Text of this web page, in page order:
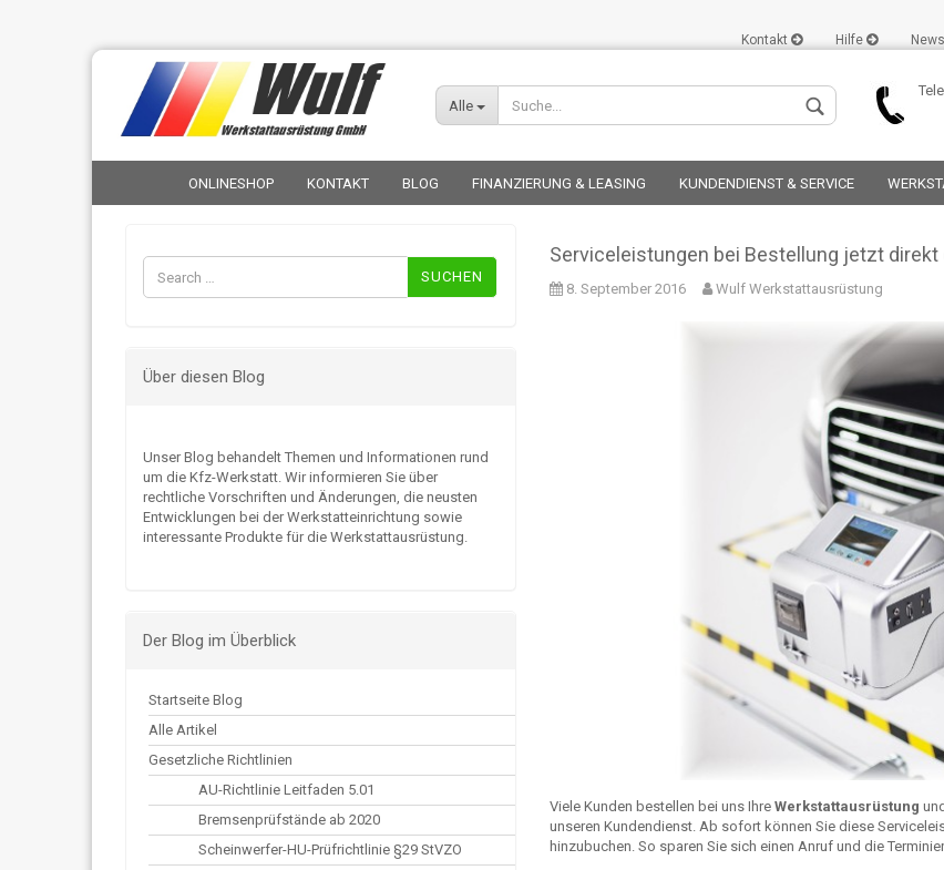
Kontakt Hilfe
Alle
ONLINESHOP KONTAKT BLOG FINANZIERUNG & LEASING KUNDENDIENST & SERVICE
Suchen
nach:
Über diesen Blog
Unser Blog behandelt Themen und Informationen rund
um die Kfz-Werkstatt. Wir informieren Sie über
rechtliche Vorschriften und Änderungen, die neusten
Entwicklungen bei der Werkstatteinrichtung sowie
interessante Produkte für die Werkstattausrüstung.
Der Blog im Überblick
Startseite Blog
Alle Artikel
Gesetzliche Richtlinien
AU-Richtlinie Leitfaden 5.01
Bremsenprüfstände ab 2020
Scheinwerfer-HU-Prüfrichtlinie §29 StVZO
Serviceleistungen bei Bestellung jetzt direkt
8. September 2016 Wulf Werkstattausrüstung
Viele Kunden bestellen bei uns Ihre Werkstattausrüstung
unseren Kundendienst. Ab sofort können Sie diese
hinzubuchen. So sparen Sie sich einen Anruf und die